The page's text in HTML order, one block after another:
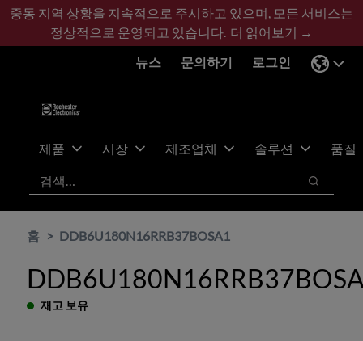
기
콘
바
글
중동 지역 상황을 지속적으로 주시하고 있으며, 모든 서비스는
정상적으로 운영되고 있습니다. 더 읽어보기 →
뉴스
문의하기 로그인
제품 시장 제조업체 솔루션
품질
검색
검색
홈 DDB6U180N16RRB37BOSA1
재고 보유